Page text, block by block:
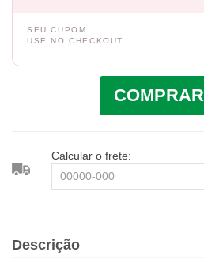
SEU CUPOM
USE NO CHECKOUT
COMPRAR
Calcular o frete:
Descrição